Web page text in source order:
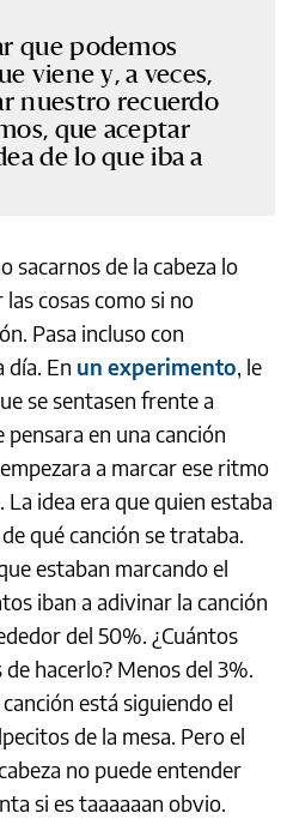
que podemos
viene y, a veces,
nuestro recuerdo
que aceptar
de lo que iba a
sacarnos de la cabeza lo
cosas como si no
Pasa incluso con
día. En un experimento, le
se sentasen frente a
en una canción
a marcar ese ritmo
La idea era que quien estaba
qué canción se trataba.
estaban marcando el
iban a adivinar la canción
del 50%. ¿Cuántos
hacerlo? Menos del 3%.
está siguiendo el
de la mesa. Pero el
no puede entender
si es taaaaaan obvio.